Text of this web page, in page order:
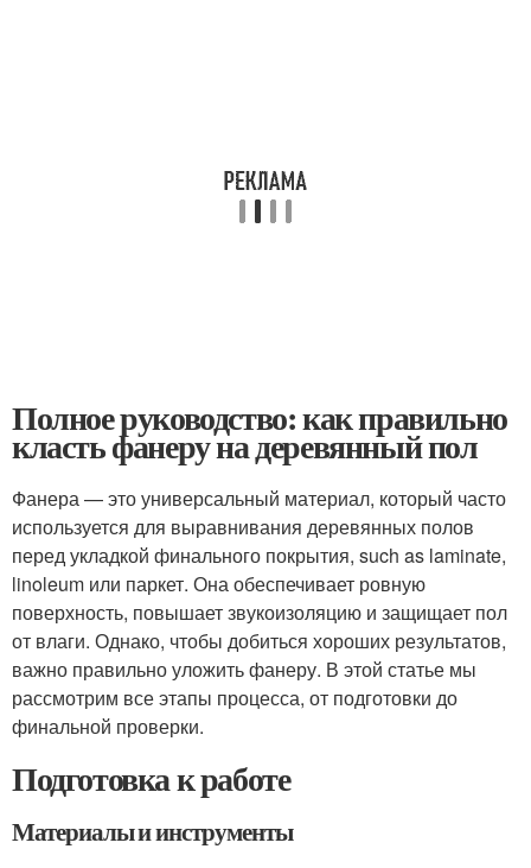
Полное руководство: как правильно
класть фанеру на деревянный пол
Фанера — это универсальный материал, который часто
используется для выравнивания деревянных полов
перед укладкой финального покрытия, such as laminate,
linoleum или паркет. Она обеспечивает ровную
поверхность, повышает звукоизоляцию и защищает пол
от влаги. Однако, чтобы добиться хороших результатов,
важно правильно уложить фанеру. В этой статье мы
рассмотрим все этапы процесса, от подготовки до
финальной проверки.
Подготовка к работе
Материалы и инструменты